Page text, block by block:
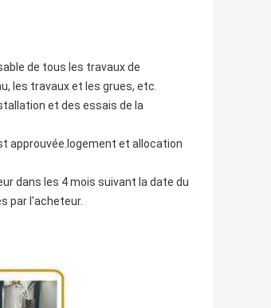
de tous les travaux de
les travaux et les grues, etc.
et des essais de la
approuvée.logement et allocation
dans les 4 mois suivant la date du
par l'acheteur.